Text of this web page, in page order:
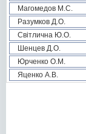
Магомедов М.С.
Разумков Д.О.
Світлична Ю.О.
Шенцев Д.О.
Юрченко О.М.
Яценко А.В.